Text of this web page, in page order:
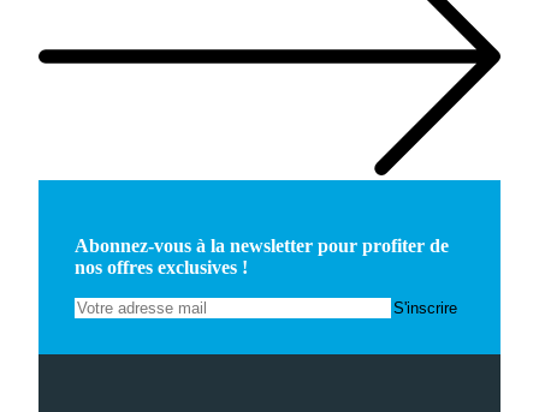
Abonnez-vous à la newsletter pour profiter de
nos offres exclusives !